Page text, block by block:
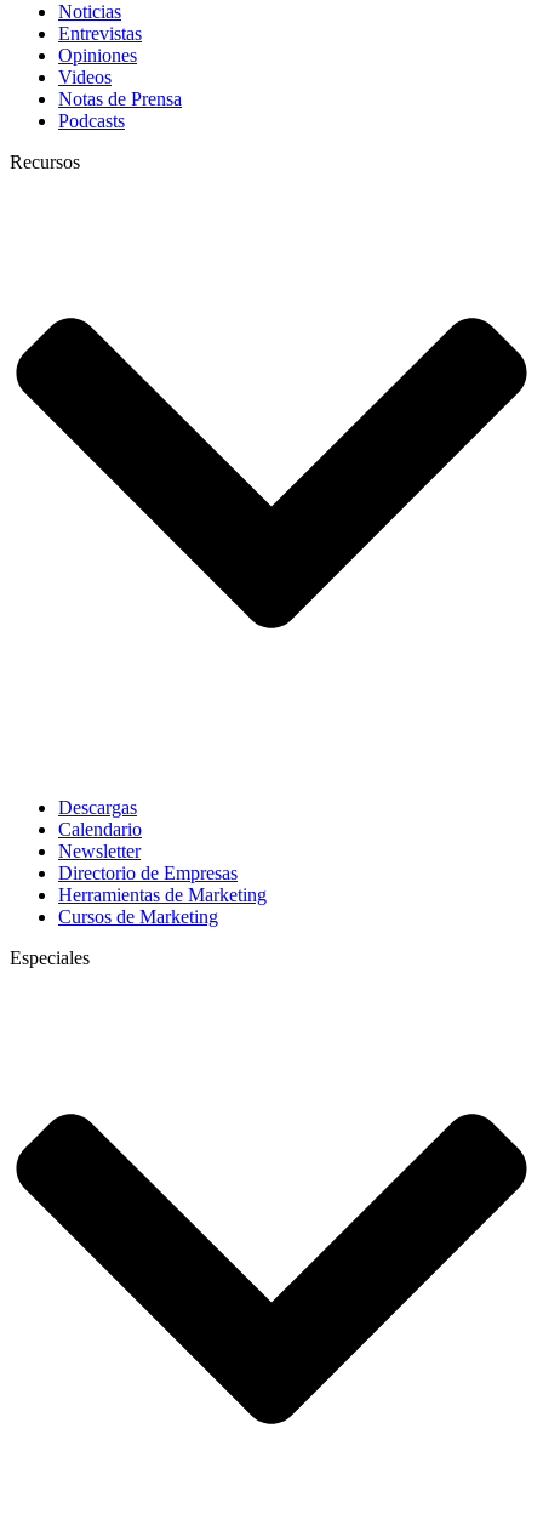
Noticias
Entrevistas
Opiniones
Videos
Notas de Prensa
Podcasts
Recursos
Descargas
Calendario
Newsletter
Directorio de Empresas
Herramientas de Marketing
Cursos de Marketing
Especiales